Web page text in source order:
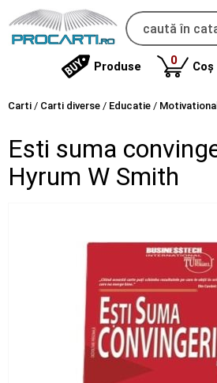
Produse 0produse
Coș
Carti / Carti diverse / Educatie / Motivational
Esti suma
Hyrum W Smith